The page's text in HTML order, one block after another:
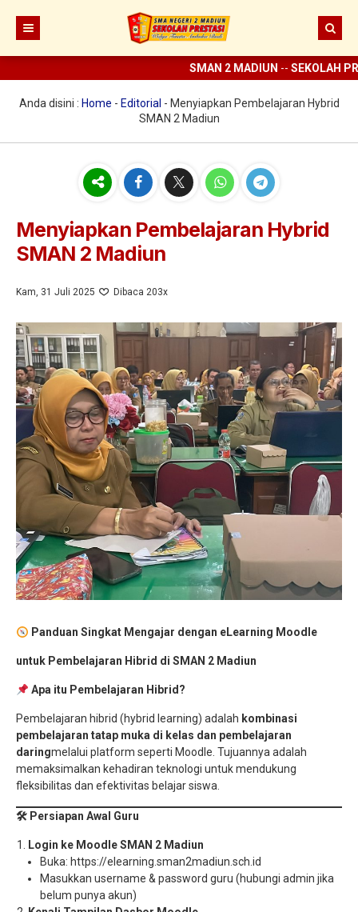
Berita
Visi Misi SMAN 2 Madiun
Struktur Organisasi
Ekstrakurikuler
Pramuka
SCC
Koperasi
Jurnalistik
Tari
Teather
Digital Sekolah
ELITE
Aplikasi KBM
Guru dan Karyawan
SMAN 2 MADIUN-- SEKOLAH
Anda disini : Home - Editorial - Menyiapkan Pembelajaran Hybrid
SMAN 2 Madiun
Menyiapkan Pembelajaran Hybrid
SMAN 2 Madiun
Kam, 31 Juli 2025 Dibaca 203x
Panduan Singkat Mengajar dengan eLearning Moodle
untuk Pembelajaran Hibrid di SMAN 2 Madiun
Apa itu Pembelajaran Hibrid?
Pembelajaran hibrid (hybrid learning) adalah kombinasi
pembelajaran tatap muka di kelas dan pembelajaran
daringmelalui platform seperti Moodle. Tujuannya adalah
memaksimalkan kehadiran teknologi untuk mendukung
fleksibilitas dan efektivitas belajar siswa.
🛠 Persiapan Awal Guru
Login ke Moodle SMAN 2 Madiun
Buka: https://elearning.sman2madiun.sch.id
Masukkan username & password guru (hubungi admin jika
belum punya akun)